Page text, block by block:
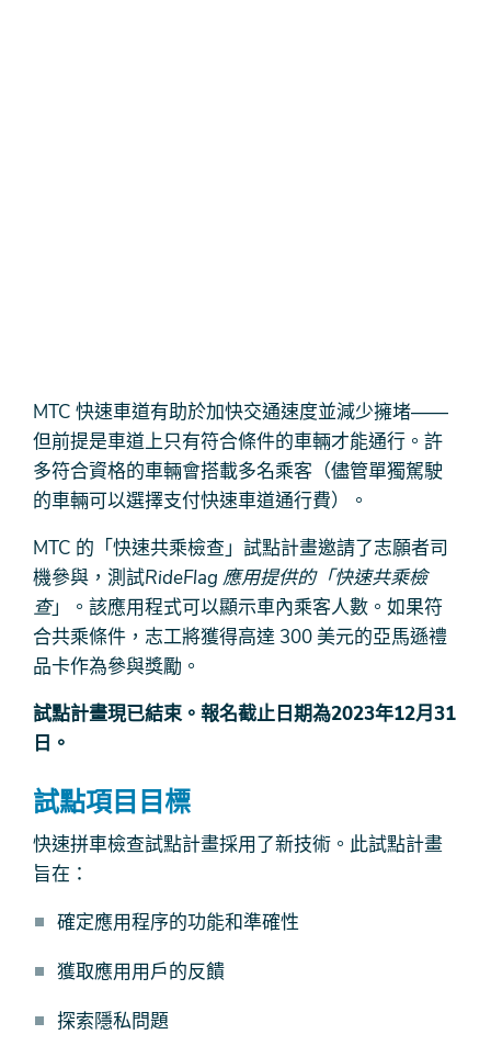
MTC 快速車道有助於加快交通速度並減少擁堵——
但前提是車道上只有符合條件的車輛才能通行。許
多符合資格的車輛會搭載多名乘客（儘管單獨駕駛
的車輛可以選擇支付快速車道通行費）。
MTC 的「快速共乘檢查」試點計畫邀請了志願者司
機參與，測試RideFlag 應用提供的「快速共乘檢
查」。該應用程式可以顯示車內乘客人數。如果符
合共乘條件，志工將獲得高達 300 美元的亞馬遜禮
品卡作為參與獎勵。
試點計畫現已結束。報名截止日期為2023年12月31
日。
試點項目目標
快速拼車檢查試點計畫採用了新技術。此試點計畫
旨在：
確定應用程序的功能和準確性
獲取應用用戶的反饋
探索隱私問題